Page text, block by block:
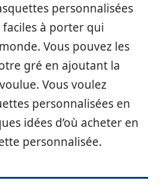
personnalisées
à porter qui
Vous pouvez les
gré en ajoutant la
Vous voulez
personnalisées en
idées d’où acheter en
personnalisée.